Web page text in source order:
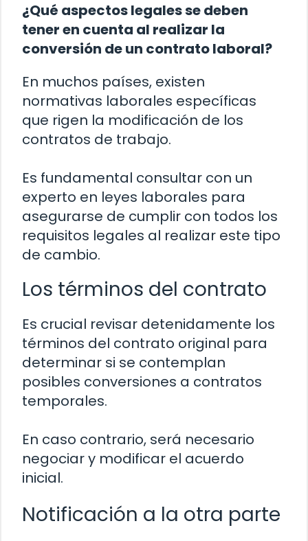
¿Qué aspectos legales se deben
tener en cuenta al realizar la
conversión de un contrato laboral?
En muchos países, existen
normativas laborales específicas
que rigen la modificación de los
contratos de trabajo.
Es fundamental consultar con un
experto en leyes laborales para
asegurarse de cumplir con todos los
requisitos legales al realizar este tipo
de cambio.
Los términos del contrato
Es crucial revisar detenidamente los
términos del contrato original para
determinar si se contemplan
posibles conversiones a contratos
temporales.
En caso contrario, será necesario
negociar y modificar el acuerdo
inicial.
Notificación a la otra parte